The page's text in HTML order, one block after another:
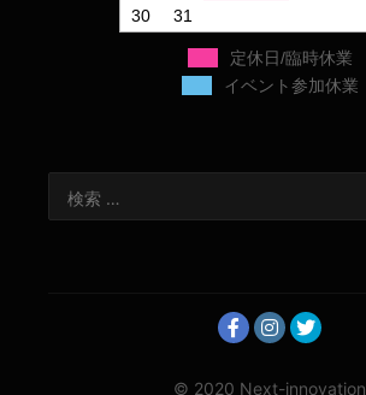
30
31
定休日/臨時休業
イベント参加休業
© 2020 Next-innovation